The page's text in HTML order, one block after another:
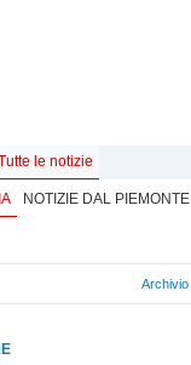
le notizie
NOTIZIE DAL PIEMONTE
Archivio